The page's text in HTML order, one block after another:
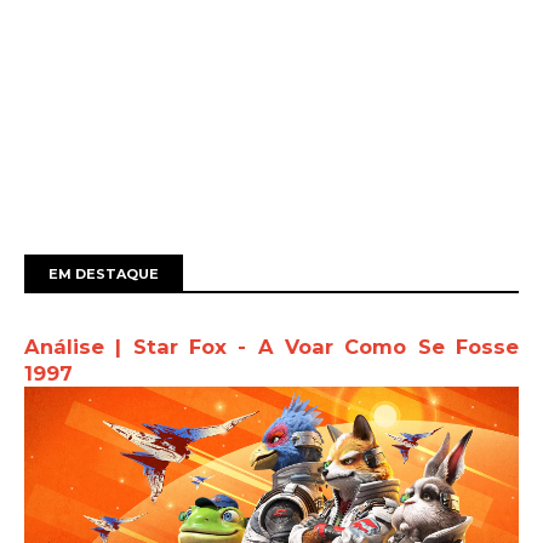
EM DESTAQUE
Análise | Star Fox - A Voar Como Se Fosse
1997